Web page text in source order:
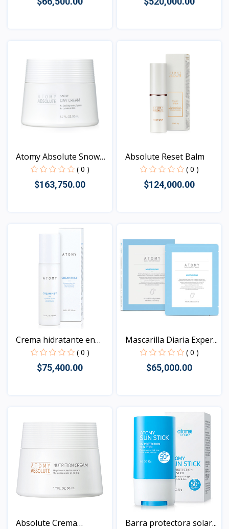
Atomy Absolute Snow
Day...
( 0 )
$163,750.00
Absolute Reset Balm
( 0 )
$124,000.00
Crema hidratante en
Spr...
( 0 )
$75,400.00
Mascarilla Diaria Exper...
( 0 )
$65,000.00
Absolute Crema
Barra protectora solar...